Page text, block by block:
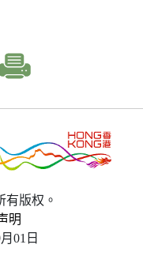
有版权。
明
01日